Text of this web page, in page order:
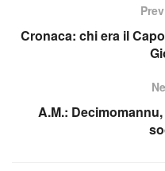
Cronaca: chi era il
A.M.: